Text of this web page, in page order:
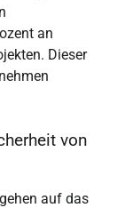
an
Dieser
von
auf das